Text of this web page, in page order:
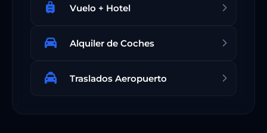
Vuelo + Hotel
Alquiler de Coches
Traslados Aeropuerto